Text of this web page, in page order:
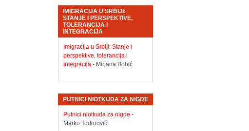
IMIGRACIJA U SRBIJI:
STANJE I PERSPEKTIVE,
TOLERANCIJA I
INTEGRACIJA
Imigracija u Srbiji: Stanje i
perspektive, tolerancija i
integracija- Mirjana Bobić
PUTNICI NIOTKUDA ZA NIGDE
Putnici niotkuda za nigde -
Marko Todorović